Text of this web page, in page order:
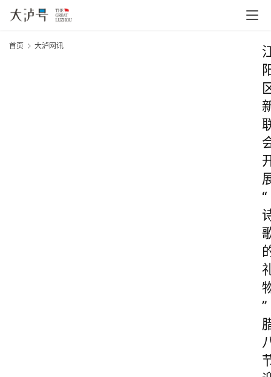
首页 大泸网讯
“
”